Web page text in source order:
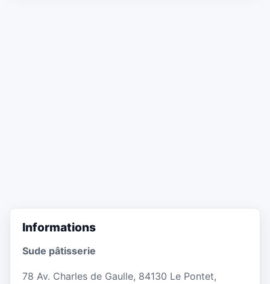
Informations
Sude pâtisserie
78 Av. Charles de Gaulle, 84130 Le Pontet,